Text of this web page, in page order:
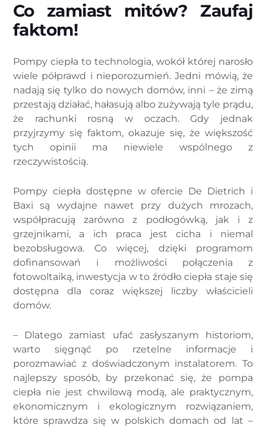
Co zamiast mitów? Zaufaj
faktom!
Pompy ciepła to technologia, wokół której narosło
wiele półprawd i nieporozumień. Jedni mówią, że
nadają się tylko do nowych domów, inni – że zimą
przestają działać, hałasują albo zużywają tyle prądu,
że rachunki rosną w oczach. Gdy jednak
przyjrzymy się faktom, okazuje się, że większość
tych opinii ma niewiele wspólnego z
rzeczywistością.
Pompy ciepła dostępne w ofercie De Dietrich i
Baxi są wydajne nawet przy dużych mrozach,
współpracują zarówno z podłogówką, jak i z
grzejnikami, a ich praca jest cicha i niemal
bezobsługowa. Co więcej, dzięki programom
dofinansowań i możliwości połączenia z
fotowoltaiką, inwestycja w to źródło ciepła staje się
dostępna dla coraz większej liczby właścicieli
domów.
– Dlatego zamiast ufać zasłyszanym historiom,
warto sięgnąć po rzetelne informacje i
porozmawiać z doświadczonym instalatorem. To
najlepszy sposób, by przekonać się, że pompa
ciepła nie jest chwilową modą, ale praktycznym,
ekonomicznym i ekologicznym rozwiązaniem,
które sprawdza się w polskich domach od lat –